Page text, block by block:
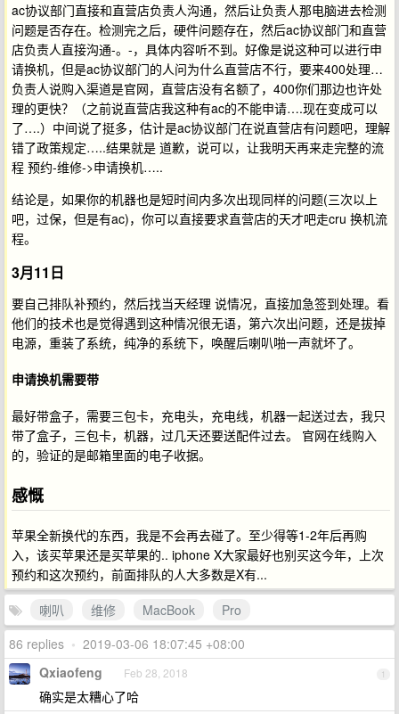
ac协议部门直接和直营店负责人沟通，然后让负责人那电脑进去检测
问题是否存在。检测完之后，硬件问题存在，然后ac协议部门和直营
店负责人直接沟通-。-，具体内容听不到。好像是说这种可以进行申
请换机，但是ac协议部门的人问为什么直营店不行，要来400处理…
负责人说购入渠道是官网，直营店没有名额了，400你们那边也许处
理的更快？（之前说直营店我这种有ac的不能申请….现在变成可以
了….）中间说了挺多，估计是ac协议部门在说直营店有问题吧，理解
错了政策规定…..结果就是 道歉，说可以，让我明天再来走完整的流
程 预约-维修->申请换机…..
结论是，如果你的机器也是短时间内多次出现同样的问题(三次以上
吧，过保，但是有ac)，你可以直接要求直营店的天才吧走cru 换机流
程。
3月11日
要自己排队补预约，然后找当天经理 说情况，直接加急签到处理。看
他们的技术也是觉得遇到这种情况很无语，第六次出问题，还是拔掉
电源，重装了系统，纯净的系统下，唤醒后喇叭啪一声就坏了。
申请换机需要带
最好带盒子，需要三包卡，充电头，充电线，机器一起送过去，我只
带了盒子，三包卡，机器，过几天还要送配件过去。 官网在线购入
的，验证的是邮箱里面的电子收据。
感慨
苹果全新换代的东西，我是不会再去碰了。至少得等1-2年后再购
入，该买苹果还是买苹果的.. iphone X大家最好也别买这今年，上次
预约和这次预约，前面排队的人大多数是X有...
喇叭
维修 MacBook
Pro
86 replies • 2019-03-06 18:07:45 +08:00
1
Qxiaofeng Feb 28, 2018
确实是太糟心了哈